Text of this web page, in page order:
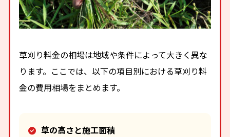
草刈り料金の相場は地域や条件によって大きく異な
ります。ここでは、以下の項目別における草刈り料
金の費用相場をまとめます。
草の高さと施工面積